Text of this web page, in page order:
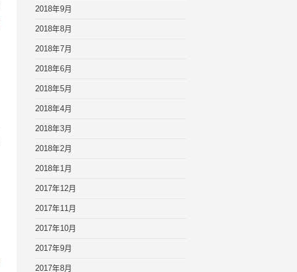
2018年9月
2018年8月
2018年7月
2018年6月
2018年5月
2018年4月
2018年3月
2018年2月
2018年1月
2017年12月
2017年11月
2017年10月
2017年9月
2017年8月